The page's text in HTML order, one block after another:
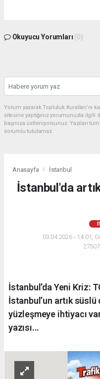
Okuyucu Yorumları (0)
Yorum yazarak Topluluk
sitesine yaptığınız yorumunuzla
başınıza üstleniyorsunuz. Yazılan
sorumlu tutulamaz.
Anasayfa İstanbul
İstanbul'da
03.04.2026 - 14:01,
İstanbul’da Yeni Kriz:
İstanbul’un artık
yüzleşmeye ihtiyacı
yazısı...